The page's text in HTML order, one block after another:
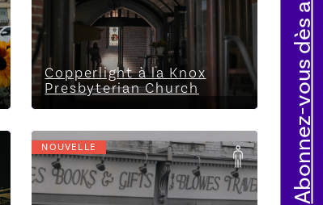
Copperlight à la Knox
Presbyterian Church
réservation
obligatoire
NOUVELLE
L’édifice Blowes